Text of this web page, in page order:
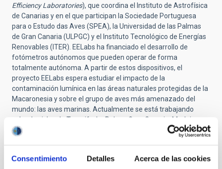
Consentimiento Detalles Acerca de las cookies
Efficiency Laboratories), que coordina el Instituto de Astrofísica
de Canarias y en el que participan la Sociedade Portuguesa
para o Estudo das Aves (SPEA), la Universidad de las Palmas
de Gran Canaria (ULPGC) y el Instituto Tecnológico de Energías
Renovables (ITER). EELabs ha financiado el desarrollo de
fotómetros autónomos que pueden operar de forma
totalmente autónoma. A partir de estos dispositivos, el
proyecto EELabs espera estudiar el impacto de la
contaminación lumínica en las áreas naturales protegidas de la
Macaronesia y sobre el grupo de aves más amenazado del
mundo: las aves marinas. Actualmente se está trabajando
sobre las islas de Tenerife, La Palma, Gran Canaria, Madeira y
Corvo (Azores). Aunque se prevé ampliar las zonas de estudio
a Lanzarote, La Gomera, Fuerteventura, El Hierro, Ilhas Desertas